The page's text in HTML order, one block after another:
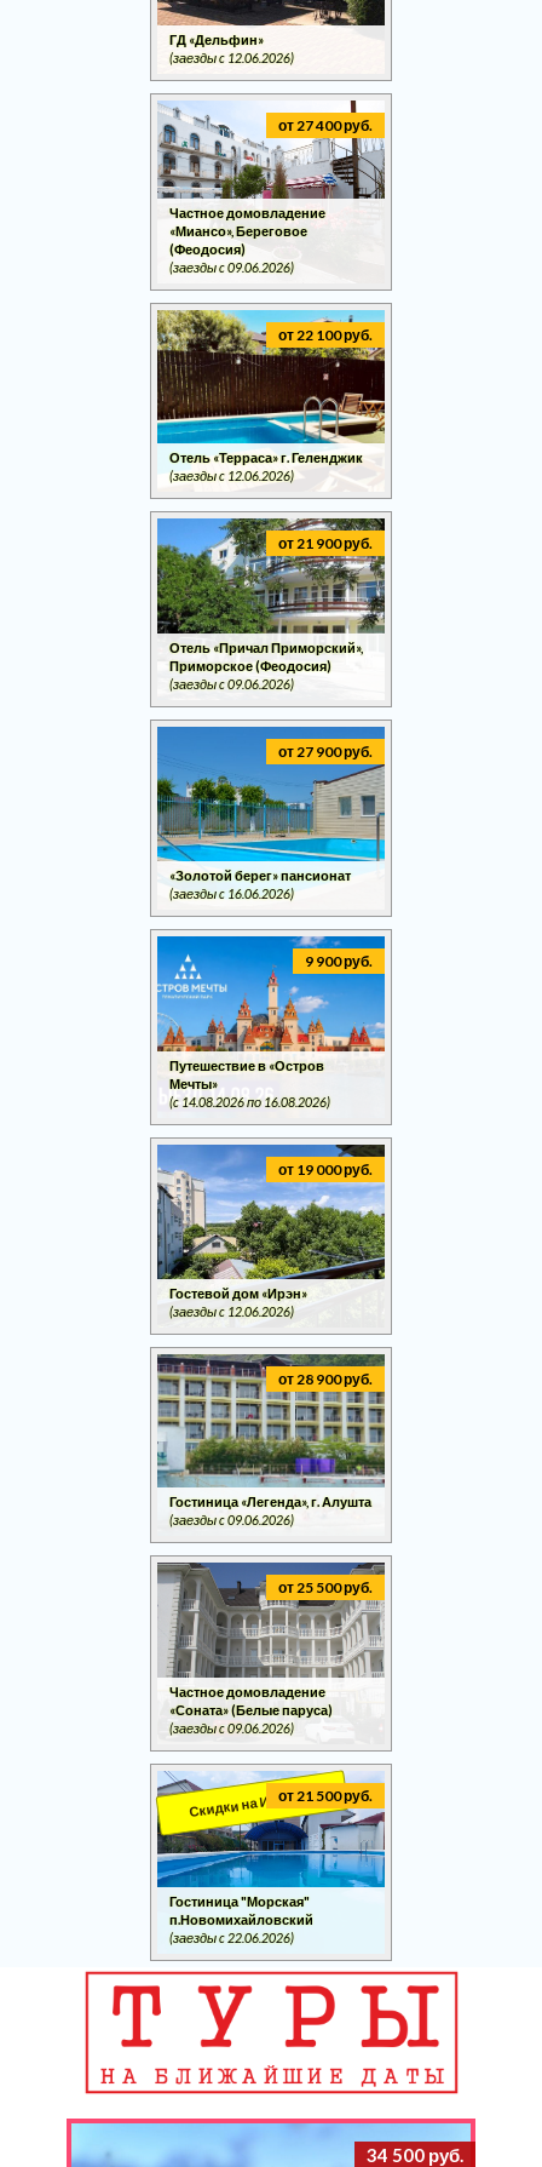
ГД «Дельфин»
(заезды c 12.06.2026)
от 27 400 руб.
Частное домовладение
«Миансо», Береговое
(Феодосия)
(заезды c 09.06.2026)
от 22 100 руб.
Отель «Терраса» г. Геленджик
(заезды c 12.06.2026)
от 21 900 руб.
Отель «Причал Приморский»,
Приморское (Феодосия)
(заезды c 09.06.2026)
от 27 900 руб.
«Золотой берег» пансионат
(заезды c 16.06.2026)
9 900 руб.
Путешествие в «Остров
Мечты»
(c 14.08.2026 по 16.08.2026)
от 19 000 руб.
Гостевой дом «Ирэн»
(заезды c 12.06.2026)
от 28 900 руб.
Гостиница «Легенда», г. Алушта
(заезды c 09.06.2026)
от 25 500 руб.
Частное домовладение
«Соната» (Белые паруса)
(заезды c 09.06.2026)
Скидки на ИЮНЬ!!!от 21 500 руб.
Гостиница "Морская"
п.Новомихайловский
(заезды c 22.06.2026)
34 500 руб.